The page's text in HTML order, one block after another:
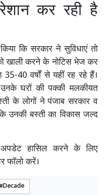
कर रही है
कि सरकार ने सुविधाएं तो
खाली करने के नोटिस भेज कर
40 वर्षों से यहीं रह रहे हैं।
घरों की पक्की मलकीयत
के लोगों ने पंजाब सरकार व
उनकी बस्ती का विकास जल्द
हासिल करने के लिए
फॉलो करें।
Decade